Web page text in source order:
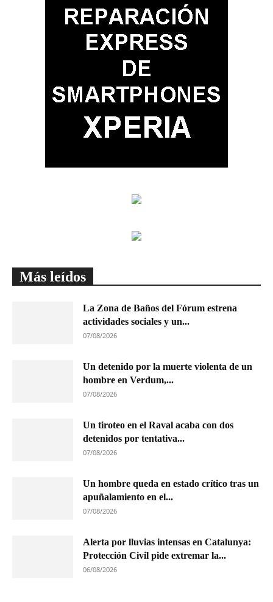
Más leídos
La Zona de Baños del Fórum estrena
actividades sociales y un...
07/08/2026
Un detenido por la muerte violenta de un
hombre en Verdum,...
07/08/2026
Un tiroteo en el Raval acaba con dos
detenidos por tentativa...
07/08/2026
Un hombre queda en estado crítico tras un
apuñalamiento en el...
07/08/2026
Alerta por lluvias intensas en Catalunya:
Protección Civil pide extremar la...
06/08/2026